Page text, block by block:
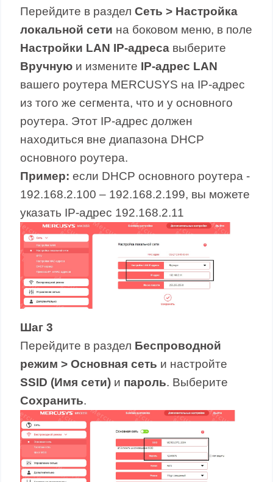
Перейдите в разделСеть > Настройка
локальной сети на боковом меню, в поле
Настройки LAN IP-адреса выберите
Вручную и измените IP-адрес LAN
вашего роутера MERCUSYS на IP-адрес
из того же сегмента, что и у основного
роутера. Этот IP-адрес должен
находиться вне диапазона DHCP
основного роутера.
Пример: если DHCP основного роутера -
192.168.2.100 – 192.168.2.199, вы можете
указать IP-адрес 192.168.2.11
Шаг 3
Перейдите в раздел Беспроводной
режим > Основная сеть и настройте
SSID (Имя сети) и пароль. Выберите
Сохранить.